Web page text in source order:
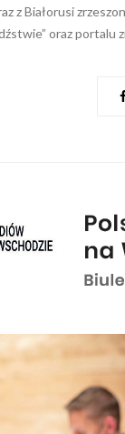
z Białorusi
oraz portalu